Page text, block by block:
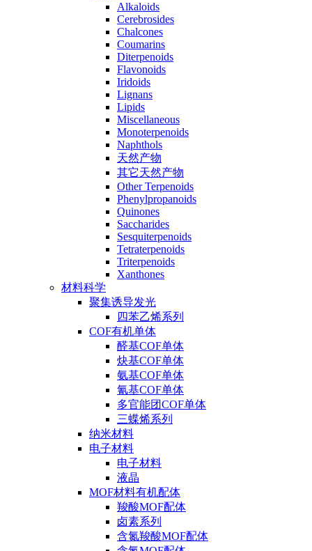
Alkaloids
Cerebrosides
Chalcones
Coumarins
Diterpenoids
Flavonoids
Iridoids
Lignans
Lipids
Miscellaneous
Monoterpenoids
Naphthols
天然产物
其它天然产物
Other Terpenoids
Phenylpropanoids
Quinones
Saccharides
Sesquiterpenoids
Tetraterpenoids
Triterpenoids
Xanthones
材料科学
聚集诱导发光
四苯乙烯系列
COF有机单体
醛基COF单体
炔基COF单体
氨基COF单体
氰基COF单体
多官能团COF单体
三蝶烯系列
纳米材料
电子材料
电子材料
液晶
MOF材料有机配体
羧酸MOF配体
卤素系列
含氮羧酸MOF配体